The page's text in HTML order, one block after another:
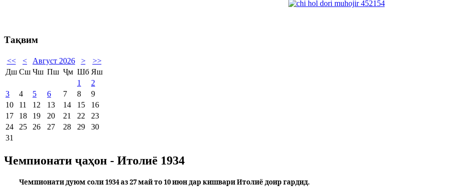
Тақвим
<< < Август 2026 >
>>
Дш Сш Чш Пш Ҷм Шб Яш
1
2
3
4 5 6 7 8
9
10
11 12 13 14 15
16
17
18 19 20 21 22
23
24
25 26 27 28 29
30
31
Чемпионати ҷаҳон - Итолиё 1934
Чемпионати дуюм соли 1934 аз 27 май то 10 июн дар кишвари Итолиё доир гардид.